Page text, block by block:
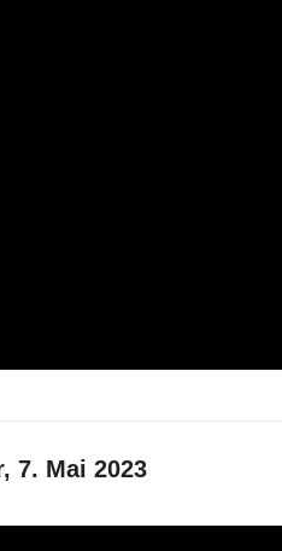
7. Mai 2023